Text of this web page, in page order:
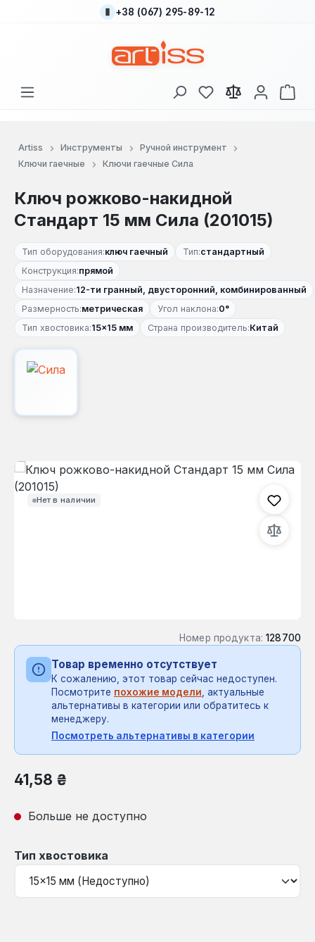
Перейти к основному содержанию
+38 (067) 295-89-12
У вас есть товары
В
Artiss Инструменты
Ручной инструмент
Ключи гаечные
Ключи гаечные Сила
Ключ рожково-накидной
Стандарт 15 мм Сила (201015)
Тип оборудования:ключ гаечный Тип:стандартный
Конструкция:прямой
Назначение:12-ти гранный, двусторонний, комбинированный
Размерность:метрическая Угол наклона:0°
Тип хвостовика:15×15 мм Страна производитель:Китай
Нет в наличии
Пропустить галерею изображений
Номер продукта: 128700
Товар временно отсутствует
К сожалению, этот товар сейчас недоступен.
Посмотрите похожие модели, актуальные
альтернативы в категории или обратитесь к
менеджеру.
Посмотреть альтернативы в категории
Обычная цена:
41,58 ₴
Больше не доступно
Выберите
Тип хвостовика